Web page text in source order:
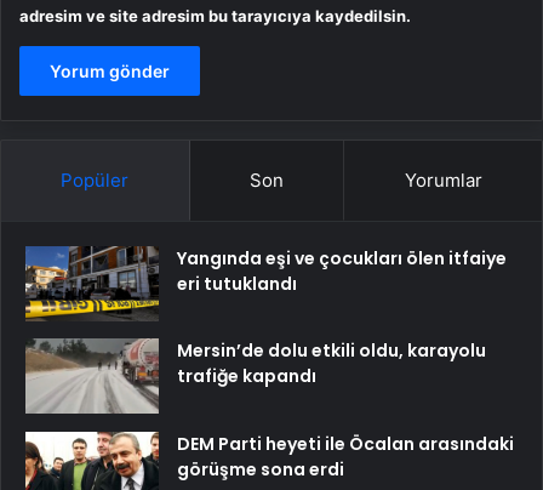
adresim ve site adresim bu tarayıcıya kaydedilsin.
Popüler Son Yorumlar
Yangında eşi ve çocukları ölen itfaiye
eri tutuklandı
Mersin’de dolu etkili oldu, karayolu
trafiğe kapandı
DEM Parti heyeti ile Öcalan arasındaki
görüşme sona erdi